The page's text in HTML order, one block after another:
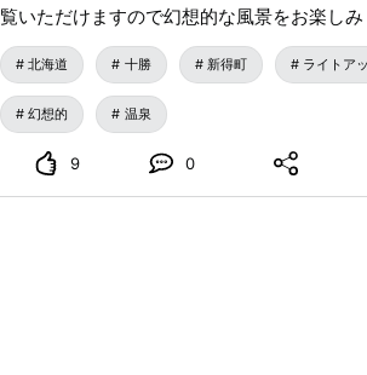
覧いただけますので幻想的な風景をお楽しみ
北海道 十勝 新得町 ライトア
幻想的 温泉
9 0